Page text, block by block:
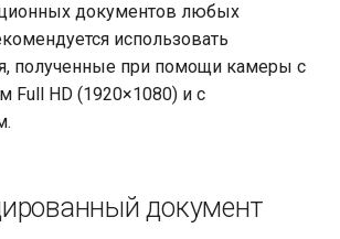
документов любых
использовать
полученные при помощи камеры с
Full HD (1920×1080) и с
документ